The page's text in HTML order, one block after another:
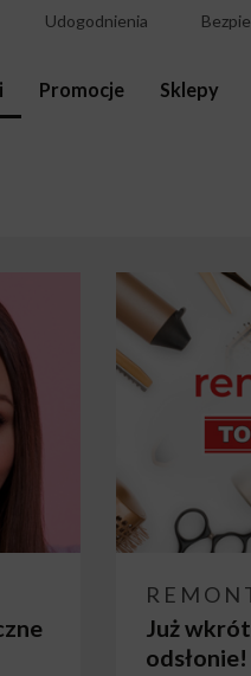
Udogodnienia
Promocje Sklepy
Już
odsłonie!